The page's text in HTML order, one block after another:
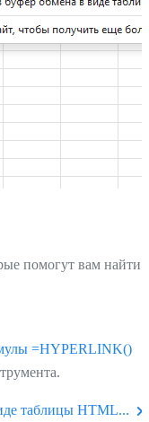
помогут вам найти
=HYPERLINK()
таблицы HTML...